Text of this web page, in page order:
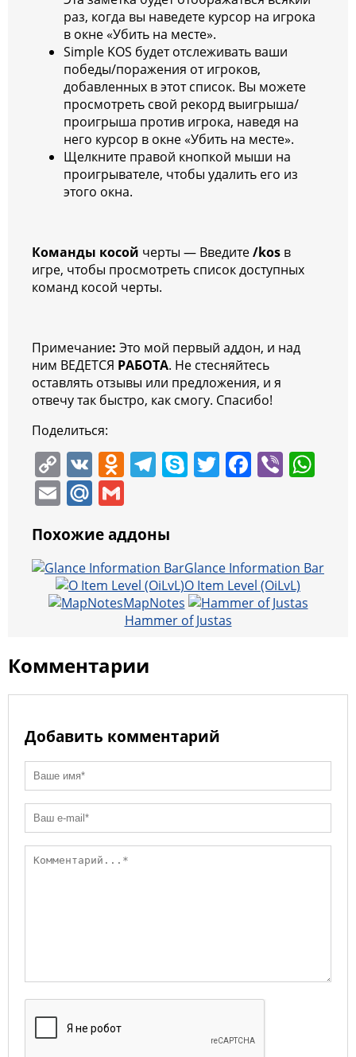
раз, когда вы наведете курсор на игрока
в окне «Убить на месте».
Simple KOS будет отслеживать ваши
победы/поражения от игроков,
добавленных в этот список. Вы можете
просмотреть свой рекорд выигрыша/
проигрыша против игрока, наведя на
него курсор в окне «Убить на месте».
Щелкните правой кнопкой мыши на
проигрывателе, чтобы удалить его из
этого окна.
Команды косой черты — Введите/kos в
игре, чтобы просмотреть список доступных
команд косой черты.
Примечание: Это мой первый аддон, и над
ним ВЕДЕТСЯ РАБОТА. Не стесняйтесь
оставлять отзывы или предложения, и я
отвечу так быстро, как смогу. Спасибо!
Поделиться:
C
o
p
y
Li
n
k
V
K
O
o
kl
a
ss
ki
T
gr
a
m
S
e
T F
b
o
o
Vi
A
E
ai
l
M
l.
R
u
ai
l
Похожие аддоны
Glance Information Bar
O Item Level (OiLvL)
MapNotes
Hammer of Justas
Комментарии
Добавить комментарий